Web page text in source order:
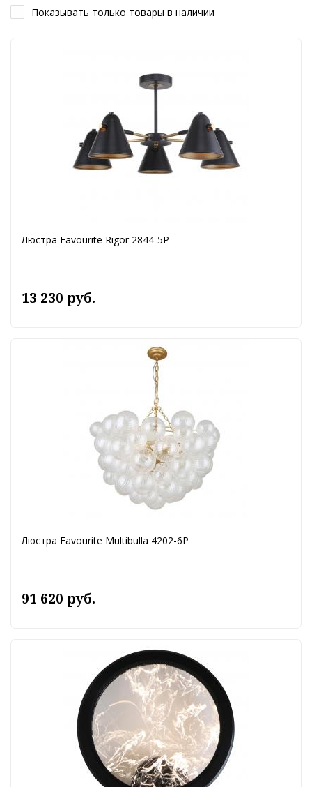
Показывать только товары в наличии
Люстра Favourite Rigor 2844-5P
13 230 руб.
Люстра Favourite Multibulla 4202-6P
91 620 руб.